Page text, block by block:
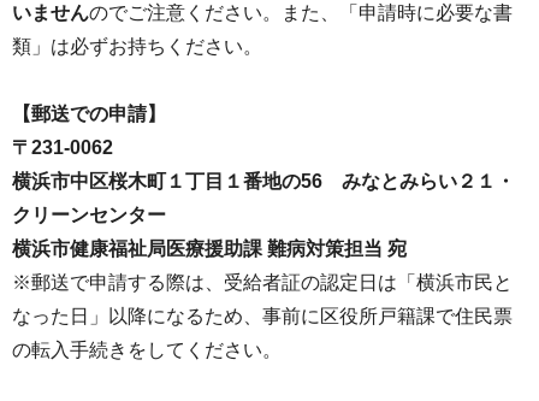
いませんのでご注意ください。また、「申請時に必要な書
類」は必ずお持ちください。
【郵送での申請】
〒231-0062
横浜市中区桜木町１丁目１番地の56 みなとみらい２１・
クリーンセンター
横浜市健康福祉局医療援助課 難病対策担当 宛
※郵送で申請する際は、受給者証の認定日は「横浜市民と
なった日」以降になるため、事前に区役所戸籍課で住民票
の転入手続きをしてください。